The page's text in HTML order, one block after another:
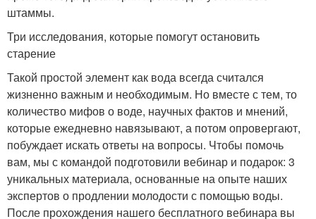
штаммы.
Три исследования, которые помогут остановить
старение
Такой простой элемент как вода всегда считался
жизненно важным и необходимым. Но вместе с тем, то
количество мифов о воде, научных фактов и мнений,
которые ежедневно навязывают, а потом опровергают,
побуждает искать ответы на вопросы. Чтобы помочь
вам, мы с командой подготовили вебинар и подарок: 3
уникальных материала, основанные на опыте наших
экспертов о продлении молодости с помощью воды.
После прохождения нашего бесплатного вебинара вы